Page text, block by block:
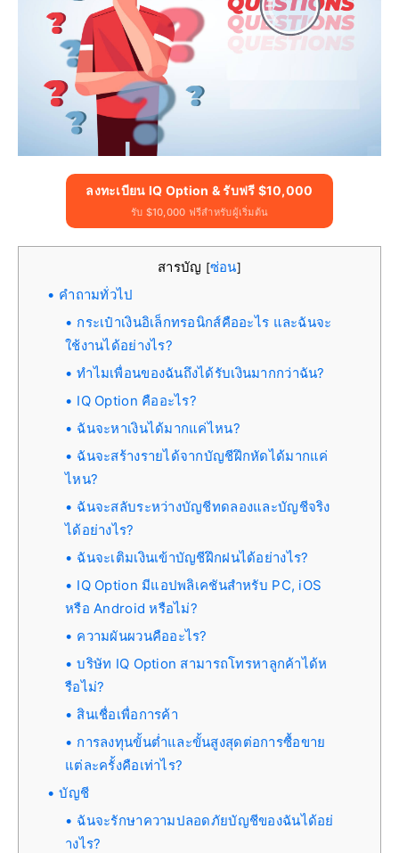
ลงทะเบียน IQ Option & รับฟรี $10,000
รับ $10,000 ฟรีสำหรับผู้เริ่มต้น
สารบัญ [ซ่อน]
คำถามทั่วไป
กระเป๋าเงินอิเล็กทรอนิกส์คืออะไร และฉันจะ
ใช้งานได้อย่างไร?
ทำไมเพื่อนของฉันถึงได้รับเงินมากกว่าฉัน?
IQ Option คืออะไร?
ฉันจะหาเงินได้มากแค่ไหน?
ฉันจะสร้างรายได้จากบัญชีฝึกหัดได้มากแค่
ไหน?
ฉันจะสลับระหว่างบัญชีทดลองและบัญชีจริง
ได้อย่างไร?
ฉันจะเติมเงินเข้าบัญชีฝึกฝนได้อย่างไร?
IQ Option มีแอปพลิเคชันสำหรับ PC, iOS
หรือ Android หรือไม่?
ความผันผวนคืออะไร?
บริษัท IQ Option สามารถโทรหาลูกค้าได้ห
รือไม่?
สินเชื่อเพื่อการค้า
การลงทุนขั้นต่ำและขั้นสูงสุดต่อการซื้อขาย
แต่ละครั้งคือเท่าไร?
บัญชี
ฉันจะรักษาความปลอดภัยบัญชีของฉันได้อย่
างไร?